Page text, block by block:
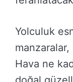
Yolculuk
Hava ne